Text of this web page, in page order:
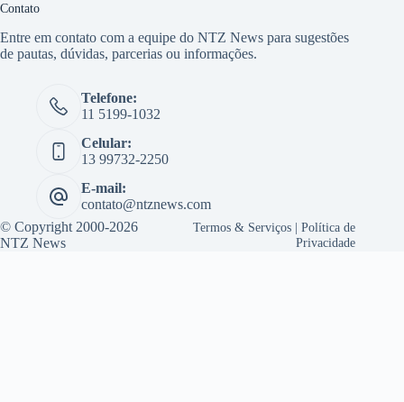
Contato
Entre em contato com a equipe do NTZ News para sugestões
de pautas, dúvidas, parcerias ou informações.
Telefone:
11 5199-1032
Celular:
13 99732-2250
E-mail:
contato@ntznews.com
© Copyright 2000-2026
NTZ News
Termos & Serviços |Política de
Privacidade